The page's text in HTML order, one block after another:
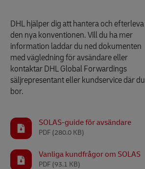
DHL hjälper dig att hantera och efterleva
den nya konventionen. Vill du ha mer
information laddar du ned dokumenten
med vägledning för avsändare eller
kontaktar DHL Global Forwardings
säljrepresentant eller kundservice där du
bor.
SOLAS-guide för avsändare
PDF (280.0 KB)
Vanliga kundfrågor om SOLAS
PDF (93.1 KB)